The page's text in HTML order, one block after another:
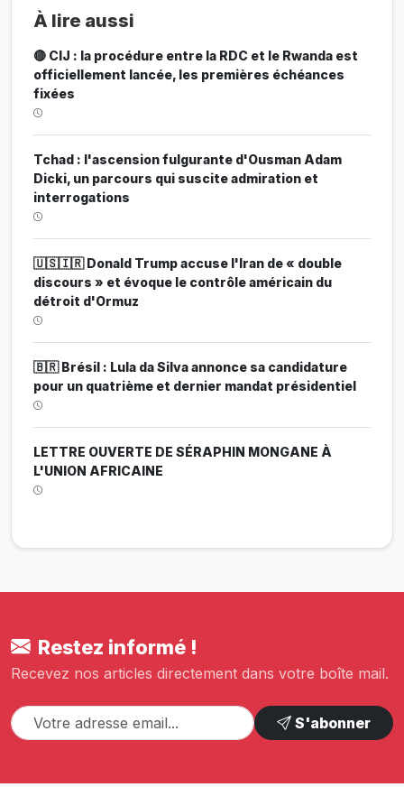
À lire aussi
🔴 CIJ : la procédure entre la RDC et le Rwanda est
officiellement lancée, les premières échéances
fixées
Tchad : l'ascension fulgurante d'Ousman Adam
Dicki, un parcours qui suscite admiration et
interrogations
🇺🇸🇮🇷 Donald Trump accuse l'Iran de « double
discours » et évoque le contrôle américain du
détroit d'Ormuz
🇧🇷 Brésil : Lula da Silva annonce sa candidature
pour un quatrième et dernier mandat présidentiel
LETTRE OUVERTE DE SÉRAPHIN MONGANE À
L'UNION AFRICAINE
Restez informé !
Recevez nos articles directement dans votre boîte mail.
S'abonner